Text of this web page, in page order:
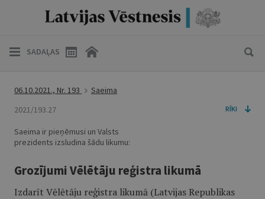
SADAĻAS
06.10.2021., Nr. 193
Saeima
2021/193.27
RĪKI
Saeima ir pieņēmusi un Valsts
prezidents izsludina šādu likumu:
Grozījumi Vēlētāju reģistra likumā
Izdarīt Vēlētāju reģistra likumā (Latvijas Republikas